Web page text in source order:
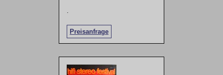
Preisanfrage